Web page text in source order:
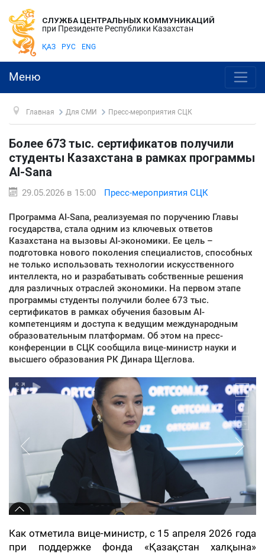
СЛУЖБА ЦЕНТРАЛЬНЫХ КОММУНИКАЦИЙ
при Президенте Республики Казахстан
ҚАЗ РУС ENG
Меню
Главная Для СМИ Пресс-мероприятия СЦК
Более 673 тыс. сертификатов получили
студенты Казахстана в рамках программы
AI-Sana
29.05.2026 в 15:00 Пресс-мероприятия СЦК
Программа AI-Sana, реализуемая по поручению Главы
государства, стала одним из ключевых ответов
Казахстана на вызовы AI-экономики. Ее цель –
подготовка нового поколения специалистов, способных
не только использовать технологии искусственного
интеллекта, но и разрабатывать собственные решения
для различных отраслей экономики. На первом этапе
программы студенты получили более 673 тыс.
сертификатов в рамках обучения базовым AI-
компетенциям и доступа к ведущим международным
образовательным платформам. Об этом на пресс-
конференции в СЦК сообщила вице-министр науки и
высшего образования РК Динара Щеглова.
Как отметила вице-министр, с 15 апреля 2026 года
при поддержке фонда «Қазақстан халқына»